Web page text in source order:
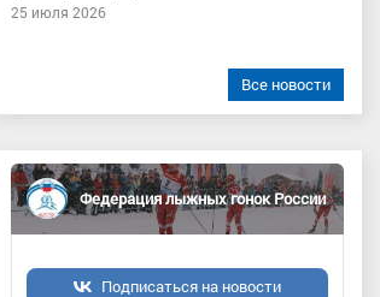
25 июля 2026
Все новости
Федерация лыжных гонок России
Подписаться на новости